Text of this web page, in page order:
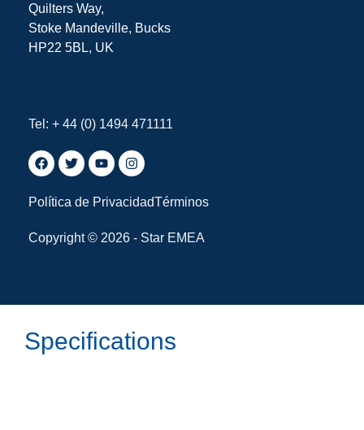
Quilters Way,
Stoke Mandeville, Bucks
HP22 5BL, UK
Tel: + 44 (0) 1494 471111
Política de PrivacidadTérminos
Copyright © 2026 - Star EMEA
Specifications